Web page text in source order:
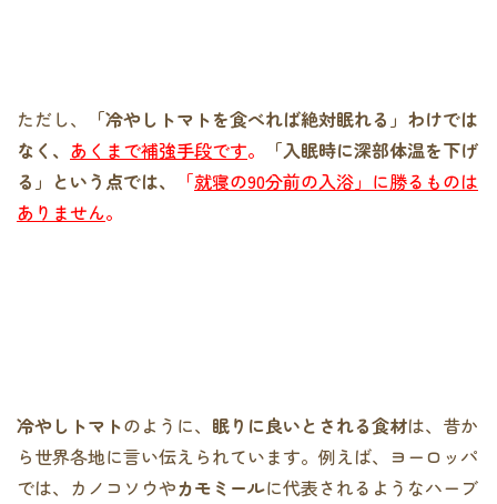
ただし、
「冷やしトマトを食べれば絶対眠れる」わけでは
なく、 あくまで補強手段です。
「入眠時に深部体温を下げ
る」という点では、
「就寝の90分前の入浴」に勝るものは
ありません。
冷やしトマトのように、 眠りに良いとされる食材は、昔か
ら世界各地に言い伝えられています。例えば、ヨーロッパ
では、カノコソウやカモミールに代表されるようなハーブ